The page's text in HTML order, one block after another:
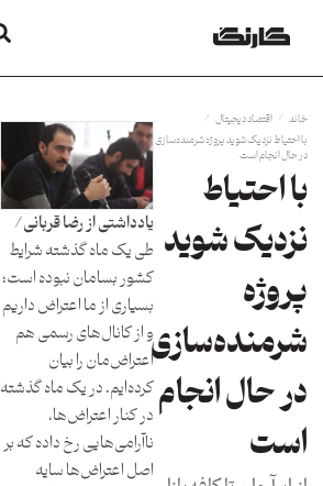
خانه / اقتصاد دیجیتال /
با احتیاط نزدیک شوید پروژه شرمنده‌سازی
در حال انجام است
با احتیاط
نزدیک شوید
پروژه
شرمنده‌سازی
در حال انجام
است
یادداشتی از رضا قربانی/
طی یک ماه گذشته شرایط
کشور بسامان نبوده است؛
بسیاری از ما اعتراض داریم
و از کانال‌های رسمی هم
اعتراض‌مان را بیان
کرده‌ایم. در یک ماه گذشته
در کنار اعتراض‌ها،
ناآرامی‌هایی رخ داده که بر
اصل اعتراض‌ها سایه